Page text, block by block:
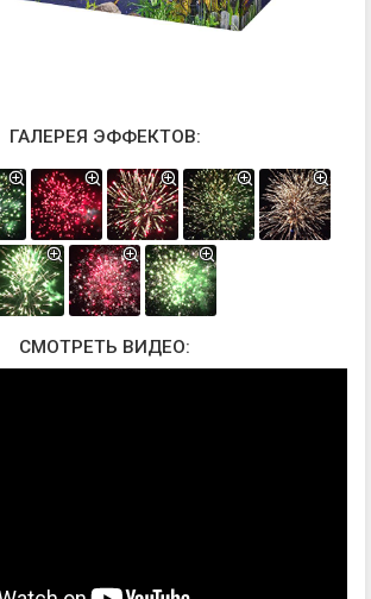
ГАЛЕРЕЯ ЭФФЕКТОВ:
СМОТРЕТЬ ВИДЕО: